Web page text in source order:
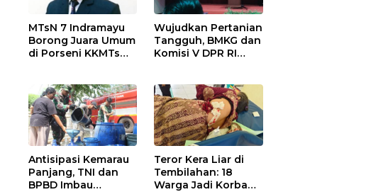
MTsN 7 Indramayu
Borong Juara Umum
di Porseni KKMTs
Wujudkan Pertanian
Tangguh, BMKG dan
Komisi V DPR RI
Sekolah Lapang
Iklim
Antisipasi Kemarau
Panjang, TNI dan
BPBD Imbau
Teror Kera Liar di
Tembilahan: 18
Warga Jadi Korban